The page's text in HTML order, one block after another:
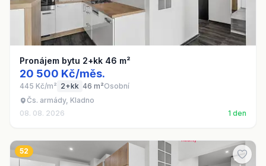
Pronájem bytu 2+kk 46 m²
20 500 Kč/měs.
445 Kč/m² 2+kk 46 m²Osobní
Čs. armády, Kladno
08. 08. 2026
1 den
52